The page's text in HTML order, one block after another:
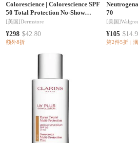
Colorescience| Colorescience SPF
50 Total Protection No-Show
Mineral Sunscreen 2.6 oz
[美国]Dermstore
¥298 $42.80
额外8折
Neutrogena
70
[美国]
¥105
第2件5折